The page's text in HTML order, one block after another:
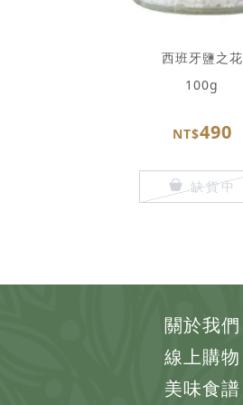
西班牙鹽之花
100g
NT$490
缺貨中
關於我們
線上購物
美味食譜